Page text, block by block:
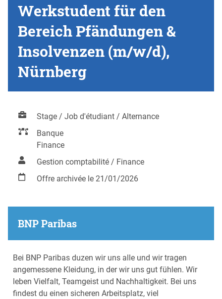
Werkstudent für den
Bereich Pfändungen &
Insolvenzen (m/w/d),
Nürnberg
Stage / Job d'étudiant / Alternance
Banque
Finance
Gestion comptabilité / Finance
Offre archivée le 21/01/2026
BNP Paribas
Bei BNP Paribas duzen wir uns alle und wir tragen
angemessene Kleidung, in der wir uns gut fühlen. Wir
leben Vielfalt, Teamgeist und Nachhaltigkeit. Bei uns
findest du einen sicheren Arbeitsplatz, viel